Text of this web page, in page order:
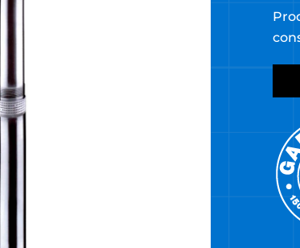
ELECTRÓGENOS
ENERGY
DE BANCO
HERRAMIENTAS
HERRAMIENTAS